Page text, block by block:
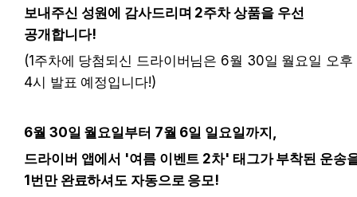
보내주신 성원에 감사드리며 2주차 상품을 우선
공개합니다!
(1주차에 당첨되신 드라이버님은 6월 30일 월요일 오후
4시 발표 예정입니다!)
6월 30일 월요일부터 7월 6일 일요일까지,
드라이버 앱에서 '여름 이벤트 2차' 태그가 부착된 운송
1번만 완료하셔도 자동으로 응모!